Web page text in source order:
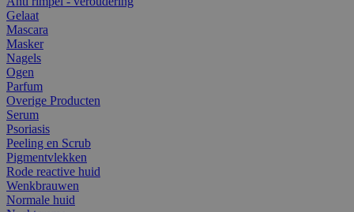
Gelaat
Mascara
Masker
Nagels
Ogen
Parfum
Overige Producten
Serum
Psoriasis
Peeling en Scrub
Pigmentvlekken
Rode reactive huid
Wenkbrauwen
Normale huid